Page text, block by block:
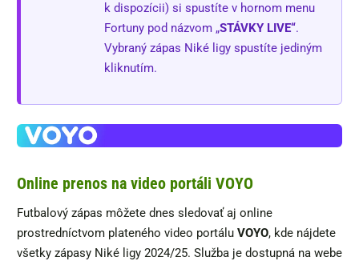
k dispozícii) si spustíte v hornom menu
Fortuny pod názvom „STÁVKY LIVE“.
Vybraný zápas Niké ligy spustíte jediným
kliknutím.
Online prenos na video portáli VOYO
Futbalový zápas môžete dnes sledovať aj online
prostredníctvom plateného video portálu VOYO, kde nájdete
všetky zápasy Niké ligy 2024/25. Služba je dostupná na webe